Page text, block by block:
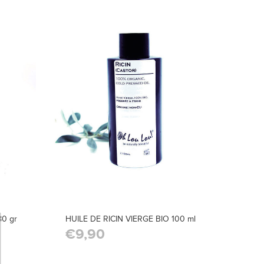
gr HUILE DE RICIN VIERGE BIO 100 ml
€9,90